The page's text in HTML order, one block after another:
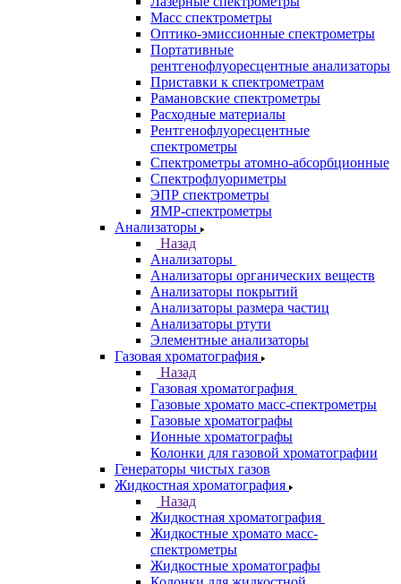
Аналитическое оборудование
Назад
Аналитическое оборудование
Спектрометры
Назад
Спектрометры
Автоматические Дозаторы
Атомно-Эмиссионные спектрометры
ВИД спектрофотометры
Дополнительное оборудование для
ААС
ИК-Фурье спектрометры
Инфракрасные микроскопы
Лазерные спектрометры
Масс спектрометры
Оптико-эмиссионные спектрометры
Портативные
рентгенофлуоресцентные анализаторы
Приставки к спектрометрам
Рамановские спектрометры
Расходные материалы
Рентгенофлуоресцентные
спектрометры
Спектрометры атомно-абсорбционные
Спектрофлуориметры
ЭПР спектрометры
ЯМР-спектрометры
Анализаторы
Назад
Анализаторы
Анализаторы органических веществ
Анализаторы покрытий
Анализаторы размера частиц
Анализаторы ртути
Элементные анализаторы
Газовая хроматография